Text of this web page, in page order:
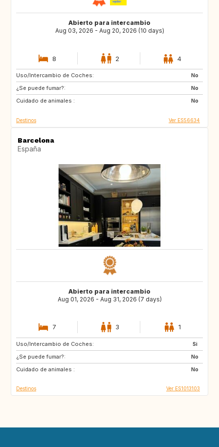
Abierto para intercambio
Aug 03, 2026 - Aug 20, 2026 (10 days)
8 2 4
Uso/Intercambio de Coches:
No
¿Se puede fumar?:
No
Cuidado de animales :
No
AD
40
FR
Destinos Ver ES56634
Barcelona
España
Abierto para intercambio
Aug 01, 2026 - Aug 31, 2026 (7 days)
7 3 1
Uso/Intercambio de Coches:
Si
¿Se puede fumar?:
No
Cuidado de animales :
No
ES
NZ
GR
Destinos Ver ES1013103